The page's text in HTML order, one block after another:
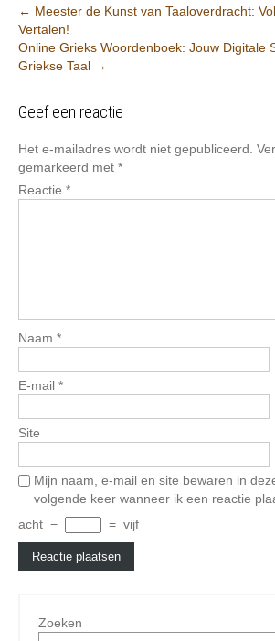
Berichtnavigatie
← Meester de Kunst van Taaloverdracht:
Vertalen!
Online Grieks Woordenboek: Jouw Digitale
Griekse Taal →
Geef een reactie
Het e-mailadres wordt niet gepubliceerd.
gemarkeerd met *
Reactie *
Naam *
E-mail *
Site
Mijn naam, e-mail en site bewaren in
volgende keer wanneer ik een reactie
acht − = vijf
Zoeken